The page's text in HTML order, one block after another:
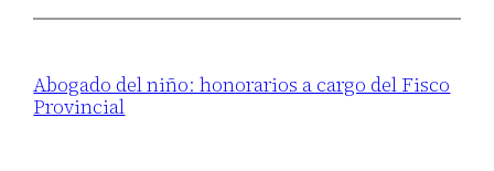
Abogado del niño: honorarios a cargo del Fisco
Provincial